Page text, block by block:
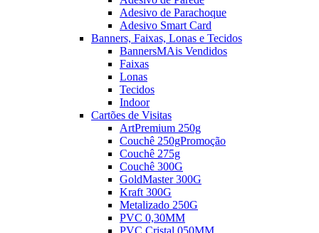
Adesivo de Parachoque
Adesivo Smart Card
Banners, Faixas, Lonas e Tecidos
BannersMAis Vendidos
Faixas
Lonas
Tecidos
Indoor
Cartões de Visitas
ArtPremium 250g
Couchê 250gPromoção
Couchê 275g
Couchê 300G
GoldMaster 300G
Kraft 300G
Metalizado 250G
PVC 0,30MM
PVC Cristal 050MM